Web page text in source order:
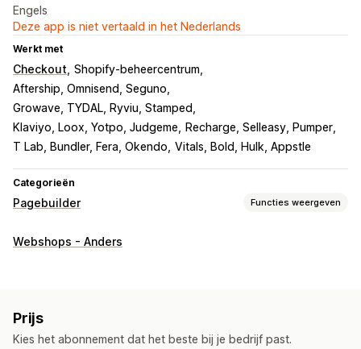
Engels
Deze app is niet vertaald in het Nederlands
Werkt met
Checkout Shopify-beheercentrum
Aftership, Omnisend, Seguno
Growave, TYDAL, Ryviu, Stamped
Klaviyo, Loox, Yotpo, Judgeme
Recharge, Selleasy, Pumper
T Lab, Bundler, Fera, Okendo Vitals, Bold, Hulk, Appstle
Categorieën
Pagebuilder Functies weergeven
Soorten pagina's
Winkelwagenpagina's
Pop-ups Formulieren Perspagina´s
Vacaturepagina´s
Webshops - Anders
Prijs
Kies het abonnement dat het beste bij je bedrijf past.